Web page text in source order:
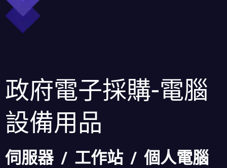
政府電子採購-電腦
設備用品
伺服器 / 工作站 / 個人電腦